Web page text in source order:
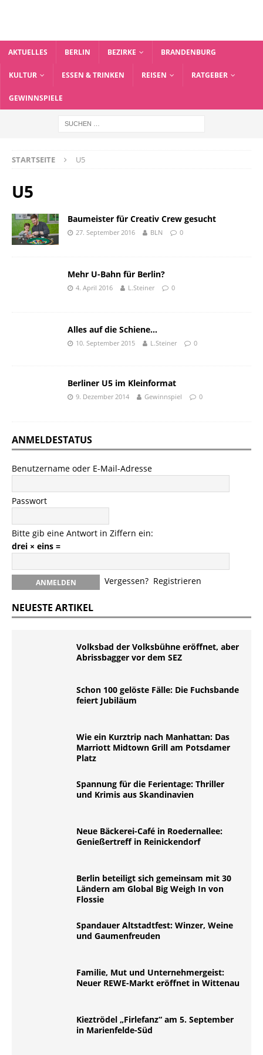
AKTUELLES BERLIN BEZIRKE BRANDENBURG
KULTUR ESSEN & TRINKEN REISEN RATGEBER
GEWINNSPIELE
STARTSEITE U5
U5
Baumeister für Creativ Crew gesucht
27. September 2016 BLN 0
Mehr U-Bahn für Berlin?
4. April 2016 L.Steiner 0
Alles auf die Schiene…
10. September 2015 L.Steiner 0
Berliner U5 im Kleinformat
9. Dezember 2014 Gewinnspiel 0
ANMELDESTATUS
Benutzername oder E-Mail-Adresse
Passwort
Bitte gib eine Antwort in Ziffern ein:
drei × eins =
Vergessen? Registrieren
NEUESTE ARTIKEL
Volksbad der Volksbühne eröffnet, aber
Abrissbagger vor dem SEZ
Schon 100 gelöste Fälle: Die Fuchsbande
feiert Jubiläum
Wie ein Kurztrip nach Manhattan: Das
Marriott Midtown Grill am Potsdamer
Platz
Spannung für die Ferientage: Thriller
und Krimis aus Skandinavien
Neue Bäckerei-Café in Roedernallee:
Genießertreff in Reinickendorf
Berlin beteiligt sich gemeinsam mit 30
Ländern am Global Big Weigh In von
Flossie
Spandauer Altstadtfest: Winzer, Weine
und Gaumenfreuden
Familie, Mut und Unternehmergeist:
Neuer REWE-Markt eröffnet in Wittenau
Kieztrödel „Firlefanz“ am 5. September
in Marienfelde-Süd